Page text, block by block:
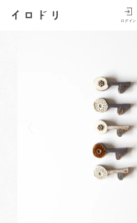
イロドリ
ログイン